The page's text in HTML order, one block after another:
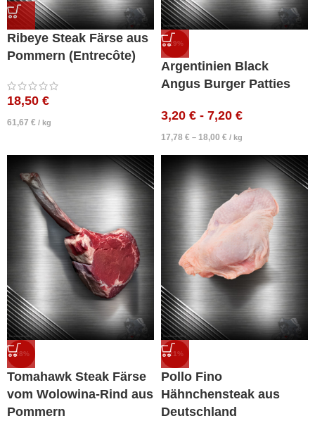
Ribeye Steak Färse aus
Pommern (Entrecôte)
18,50 €
61,67 € / kg
-29%
Argentinien Black
Angus Burger Patties
3,20 € - 7,20 €
17,78 € – 18,00 € / kg
-28%
Tomahawk Steak Färse
vom Wolowina-Rind aus
Pommern
-21%
Pollo Fino
Hähnchensteak aus
Deutschland